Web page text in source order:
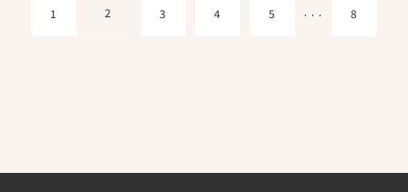
1 2 3 4 5 8